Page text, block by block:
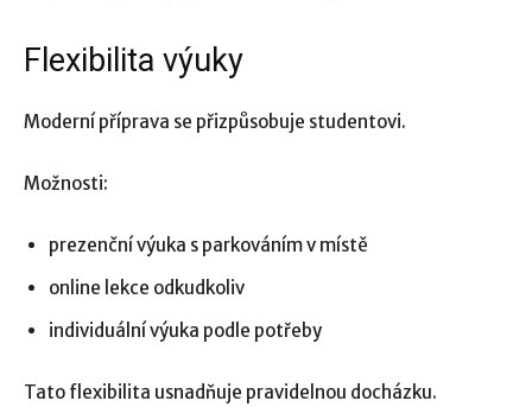
Flexibilita výuky
Moderní příprava se přizpůsobuje studentovi.
Možnosti:
prezenční výuka s parkováním v místě
online lekce odkudkoliv
individuální výuka podle potřeby
Tato flexibilita usnadňuje pravidelnou docházku.